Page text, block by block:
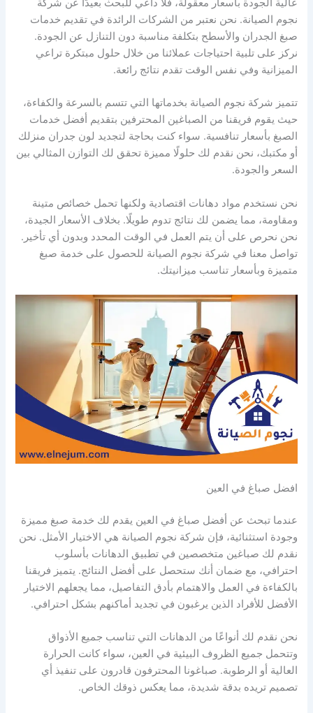
عالية الجودة بأسعار معقولة، فلا داعي للبحث بعيدًا عن شركة
نجوم الصيانة. نحن نعتبر من الشركات الرائدة في تقديم خدمات
صبغ الجدران والأسطح بتكلفة مناسبة دون التنازل عن الجودة.
نركز على تلبية احتياجات عملائنا من خلال حلول مبتكرة تراعي
الميزانية وفي نفس الوقت تقدم نتائج رائعة.
تتميز شركة نجوم الصيانة بخدماتها التي تتسم بالسرعة والكفاءة،
حيث يقوم فريقنا من الصباغين المحترفين بتقديم أفضل خدمات
الصبغ بأسعار تنافسية. سواء كنت بحاجة لتجديد لون جدران منزلك
أو مكتبك، نحن نقدم لك حلولًا مميزة تحقق لك التوازن المثالي بين
السعر والجودة.
نحن نستخدم مواد دهانات اقتصادية ولكنها تحمل خصائص متينة
ومقاومة، مما يضمن لك نتائج تدوم طويلًا. بخلاف الأسعار الجيدة،
نحن نحرص على أن يتم العمل في الوقت المحدد وبدون أي تأخير.
تواصل معنا في شركة نجوم الصيانة للحصول على خدمة صبغ
متميزة وبأسعار تناسب ميزانيتك.
افضل صباغ في العين
عندما تبحث عن أفضل صباغ في العين يقدم لك خدمة صبغ مميزة
وجودة استثنائية، فإن شركة نجوم الصيانة هي الاختيار الأمثل. نحن
نقدم لك صباغين متخصصين في تطبيق الدهانات بأسلوب
احترافي، مع ضمان أنك ستحصل على أفضل النتائج. يتميز فريقنا
بالكفاءة في العمل والاهتمام بأدق التفاصيل، مما يجعلهم الاختيار
الأفضل للأفراد الذين يرغبون في تجديد أماكنهم بشكل احترافي.
نحن نقدم لك أنواعًا من الدهانات التي تناسب جميع الأذواق
وتتحمل جميع الظروف البيئية في العين، سواء كانت الحرارة
العالية أو الرطوبة. صباغونا المحترفون قادرون على تنفيذ أي
تصميم تريده بدقة شديدة، مما يعكس ذوقك الخاص.